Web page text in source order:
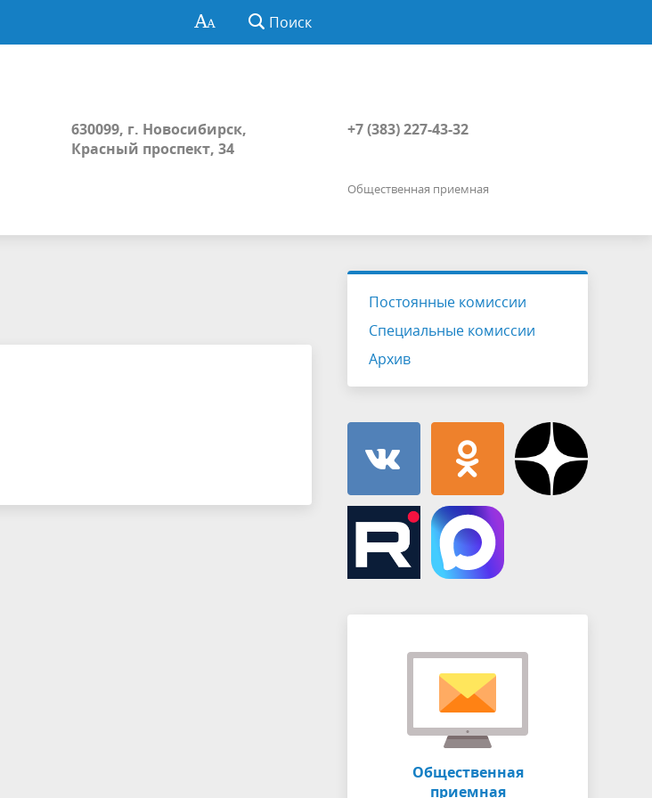
Поиск
630099, г. Новосибирск,
Красный проспект, 34
+7 (383) 227-43-32
Общественная приемная
Постоянные комиссии
Специальные комиссии
Архив
Общественная
приемная